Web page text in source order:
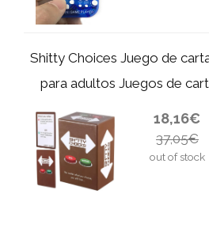
Shitty Choices Juego de
para adultos Juegos de
18,16€
37,05€
out of stock